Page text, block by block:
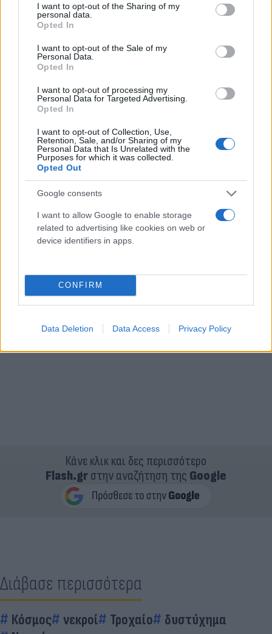
not limited to your visit or usage behaviour. You may click to
grant or deny consent to Google and its third-party tags to
use your data for below specified purposes in below Google
consent section.
I want to opt-out of the Sharing of my
personal data.
Opted In
I want to opt-out of the Sale of my
Personal Data.
Opted In
I want to opt-out of processing my
Personal Data for Targeted Advertising.
Opted In
I want to opt-out of Collection, Use,
Retention, Sale, and/or Sharing of my
Personal Data that Is Unrelated with the
Purposes for which it was collected.
Opted Out
Google consents
I want to allow Google to enable storage
related to advertising like cookies on web or
device identifiers in apps.
CONFIRM
Data Deletion Data Access Privacy Policy
Κάνε κλικ και δες περισσότερο
Flash.grστην αναζήτηση της Google
Διάβασε περισσότερα
Κόσμος νεκροί Τροχαίο
δυστύχημα